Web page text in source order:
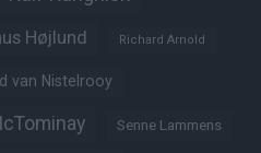
Højlund Richard Arnold
van Nistelrooy
Senne Lammens